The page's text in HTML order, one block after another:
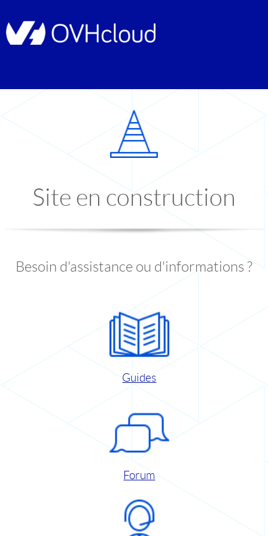
Site en construction
Besoin d'assistance ou d'informations ?
Guides
Forum